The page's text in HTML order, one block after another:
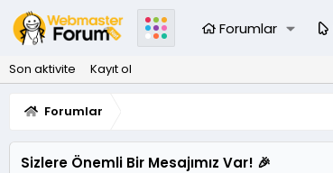
Forumlar
Son aktivite Kayıt ol
Forumlar
Sizlere Önemli Bir Mesajımız Var! 🎉